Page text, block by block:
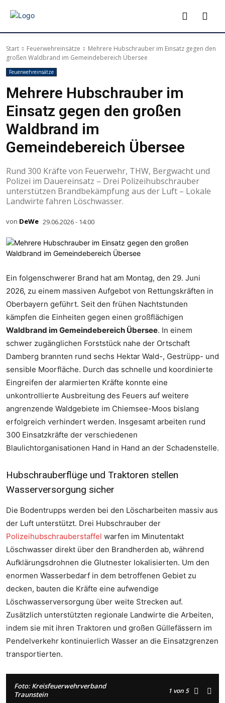
Start Feuerwehreinsätze
Mehrere Hubschrauber im Einsatz gegen den
großen Waldbrand im Gemeindebereich Übersee
Feuerwehreinsätze
Mehrere Hubschrauber im
Einsatz gegen den großen
Waldbrand im
Gemeindebereich Übersee
Rund 300 Kräfte von Feuerwehr, THW, Bergwacht und
Polizei im Dauereinsatz – Drei Polizeihubschrauber
unterstützen Brandbekämpfung aus der Luft – Lokale
Landwirte fahren Löschwasser.
von DeWe 29.06.2026 - 14:00
Ein folgenschwerer Brand hat am Montag, den 29. Juni
2026, zu einem massiven Aufgebot von Rettungskräften in
Oberbayern geführt. Seit den frühen Nachtstunden
kämpfen die Einheiten gegen einen großflächigen
Waldbrand im Gemeindebereich Übersee. In einem
schwer zugänglichen Forststück nahe der Ortschaft
Damberg brannten rund sechs Hektar Wald-, Gestrüpp- und
sensible Moorfläche. Durch das schnelle und koordinierte
Eingreifen der alarmierten Kräfte konnte eine
unkontrollierte Ausbreitung des Feuers auf weitere
angrenzende Waldgebiete im Chiemsee-Moos bislang
erfolgreich verhindert werden. Insgesamt arbeiten rund
300 Einsatzkräfte der verschiedenen
Blaulichtorganisationen Hand in Hand an der Schadenstelle.
Hubschrauberflüge und Traktoren stellen
Wasserversorgung sicher
Die Bodentrupps werden bei den Löscharbeiten massiv aus
der Luft unterstützt. Drei Hubschrauber der
Polizeihubschrauberstaffel warfen im Minutentakt
Löschwasser direkt über den Brandherden ab, während
Aufklärungsdrohnen die Glutnester lokalisierten. Um den
enormen Wasserbedarf in dem betroffenen Gebiet zu
decken, bauten die Kräfte eine aufwendige
Löschwasserversorgung über weite Strecken auf.
Zusätzlich unterstützten regionale Landwirte die Arbeiten,
indem sie mit ihren Traktoren und großen Güllefässern im
Pendelverkehr kontinuierlich Wasser an die Einsatzgrenzen
transportierten.
Foto: Kreisfeuerwehrverband
Traunstein
1 von 5